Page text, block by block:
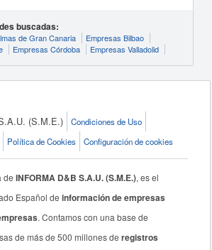
buscadas:
de Gran Canaria
Empresas Bilbao
Empresas Córdoba Empresas Valladolid
(S.M.E.)
Condiciones de Uso
Política de Cookies Configuración de cookies
deINFORMA D&B S.A.U. (S.M.E.), es el
Español deinformación de empresas
. Contamos con una base de
de más de 500 millones deregistros